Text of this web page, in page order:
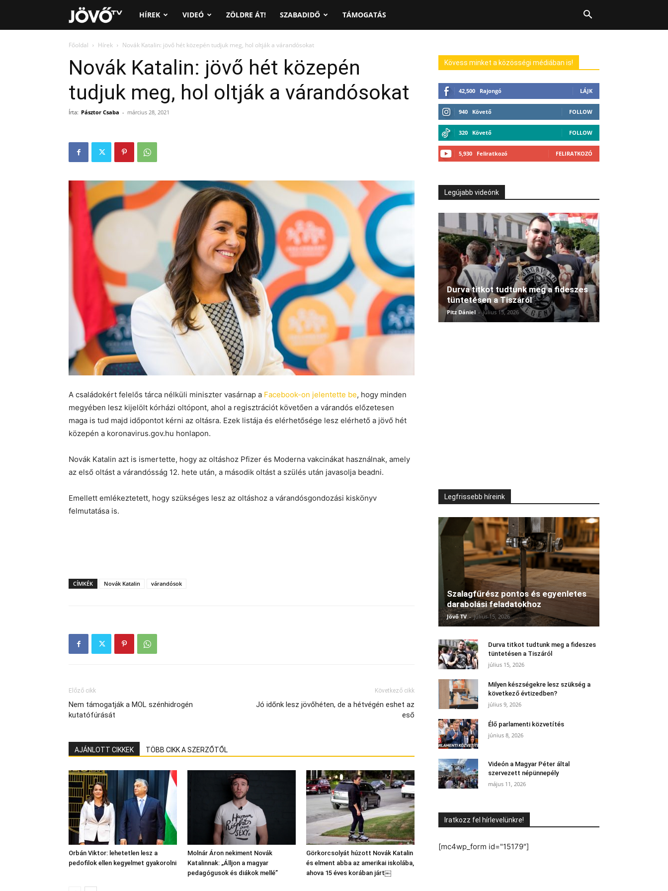
Jövő
TV
HÍREK VIDEÓ ZÖLDRE ÁT! SZABADIDŐ TÁMOGATÁS
Főoldal Hírek Novák Katalin: jövő hét közepén tudjuk meg, hol oltják a várandósokat
Novák Katalin: jövő hét közepén
tudjuk meg, hol oltják a várandósokat
Írta: Pásztor Csaba - március 28, 2021
A családokért felelős tárca nélküli miniszter vasárnap a Facebook-on jelentette be, hogy minden
megyében lesz kijelölt kórházi oltópont, ahol a regisztrációt követően a várandós előzetesen
maga is tud majd időpontot kérni az oltásra. Ezek listája és elérhetősége lesz elérhető a jövő hét
közepén a koronavirus.gov.hu honlapon.
Novák Katalin azt is ismertette, hogy az oltáshoz Pfizer és Moderna vakcinákat használnak, amely
az első oltást a várandósság 12. hete után, a második oltást a szülés után javasolja beadni.
Emellett emlékeztetett, hogy szükséges lesz az oltáshoz a várandósgondozási kiskönyv
felmutatása is.
CÍMKÉK Novák Katalin várandósok
Előző cikk
Nem támogatják a MOL szénhidrogén
kutatófúrását
Következő cikk
Jó időnk lesz jövőhéten, de a hétvégén eshet az
eső
AJÁNLOTT CIKKEK TÖBB CIKK A SZERZŐTŐL
Orbán Viktor: lehetetlen lesz a
pedofilok ellen kegyelmet gyakorolni
Molnár Áron nekiment Novák
Katalinnak: „Álljon a magyar
pedagógusok és diákok mellé”
Görkorcsolyát húzott Novák Katalin
és elment abba az amerikai iskolába,
ahova 15 éves korában járt￼
Kövess minket a közösségi médiában is!
42,500 Rajongó LÁJK
940 Követő FOLLOW
320 Követő FOLLOW
5,930 Feliratkozó FELIRATKOZÓ
Legújabb videónk
Durva titkot tudtunk meg a fideszes
tüntetésen a Tiszáról
Pitz Dániel - július 15, 2026
Legfrissebb híreink
Szalagfűrész pontos és egyenletes
darabolási feladatokhoz
Jövő TV - július 15, 2026
Durva titkot tudtunk meg a fideszes
tüntetésen a Tiszáról
július 15, 2026
Milyen készségekre lesz szükség a
következő évtizedben?
július 9, 2026
Élő parlamenti közvetítés
június 8, 2026
Videón a Magyar Péter által
szervezett népünnepély
május 11, 2026
Iratkozz fel hírlevelünkre!
[mc4wp_form id="15179"]